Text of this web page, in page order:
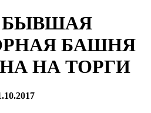
БЫВШАЯ
БАШНЯ
НА ТОРГИ